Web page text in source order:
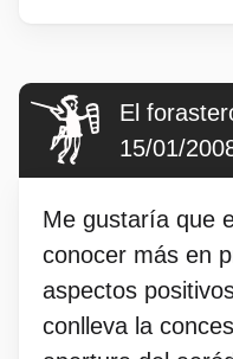
El
15/01/
Me gustaría que
conocer más en
aspectos
conlleva la